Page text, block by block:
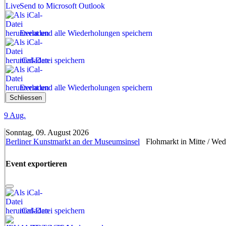
Send to Microsoft Outlook
Event und alle Wiederholungen speichern
iCal-Datei speichern
Event und alle Wiederholungen speichern
Schliessen
9 Aug.
Sonntag, 09. August 2026
Berliner Kunstmarkt an der Museumsinsel Flohmarkt in Mitte /
Event exportieren
iCal-Datei speichern